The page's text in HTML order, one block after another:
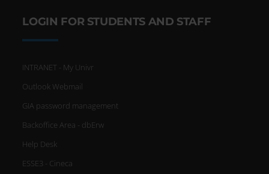
LOGIN FOR STUDENTS AND STAFF
INTRANET - My Univr
Outlook Webmail
GIA password management
Backoffice Area - dbErw
Help Desk
ESSE3 - Cineca